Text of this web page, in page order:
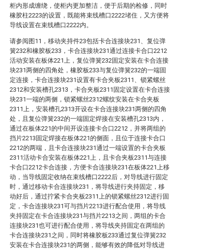
柜内形成缠绕，使柜内更加整洁，便于后期的检修，同时
橡胶柱2223的设置，既能将束线槽口2222堵住，又方便将
导线设置在束线槽口2222内。
请参阅图11，移动夹持件23包括卡合连接块231、复位弹
簧232和橡胶板233，卡合连接块231通过连接卡合口2212
活动安装在板体221上，复位弹簧232固定安装在卡合连接
块231两侧的四角处，橡胶板233与复位弹簧232的一端固
定连接，卡合连接块231设置有卡合夹板2311、锁紧螺丝
2312和安装槽孔2313，卡合夹板2311固定设置在卡合连接
块231一端的两侧，锁紧螺丝2312螺纹安装在卡合夹板
2311上，安装槽孔2313开设在卡合连接块231两侧的四角
处，且复位弹簧232的一端固定焊接在安装槽孔2313内，
通过在板体221的中间开设连接卡合口2212，并将两组的
挡片2213固定焊接在板体221的侧面，且位于连接卡合口
2212的两端，且卡合连接块231通过一端设置的卡合夹板
2311活动卡合安装在板体221上，且卡合夹板2311与连接
卡合口2212卡合连接，方便卡合连接块231在板体221上移
动，当导线固定收纳在束线槽口2222后，对导线进行固定
时，通过移动卡合连接块231，将导线进行夹持固定，移
动好后，通过拧紧卡合夹板2311上的锁紧螺丝2312进行固
定，卡合连接块231可与挡片2213进行配合使用，将导线
夹持固定在卡合连接块231与挡片2213之间，两组的卡合
连接块231也可进行配合使用，将导线夹持固定在两组的
卡合连接块231之间，同时将橡胶板233通过复位弹簧232
安装在卡合连接块231的两侧，能够有效的降低对导线进